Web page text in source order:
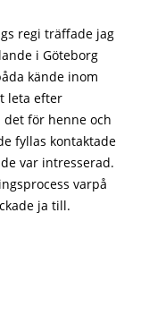
regi träffade jag
i Göteborg
kände inom
leta efter
för henne och
fyllas kontaktade
var intresserad.
varpå
ja till.